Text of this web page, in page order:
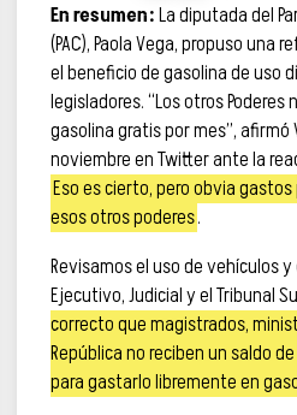
En resumen:La diputada del
(PAC), Paola Vega, propuso una
el beneficio de gasolina de uso
legisladores. “Los otros Poderes
gasolina gratis por mes”, afirmó
noviembre en Twitter ante la
Eso es cierto, pero obvia
esos otros poderes.
Revisamos el uso de vehículos
Ejecutivo, Judicial y el Tribunal
correcto que magistrados,
República no reciben un saldo
para gastarlo libremente en